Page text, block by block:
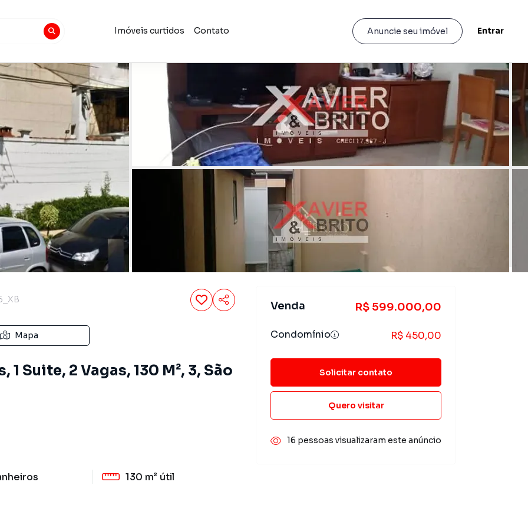
Imóveis curtidos Contato Anuncie seu imóvel Entrar
Mapa
Suite, 2 Vagas, 130 M², 3, São
130 m² útil
Venda R$ 599.000,00
Condomínio R$ 450,00
Solicitar contato
Quero visitar
16 pessoas visualizaram este anúncio